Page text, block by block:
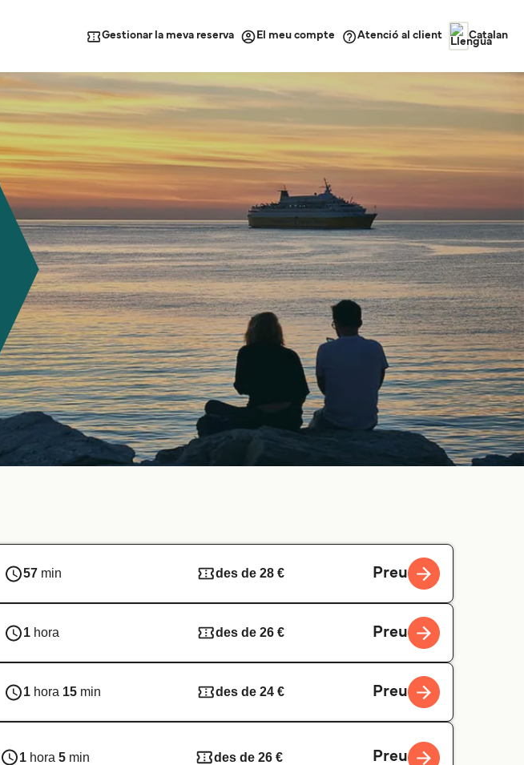
Gestionar la meva reserva El meu compte Atenció al client Catalan
57min des de 28 € Preu
1hora des de 26 € Preu
1hora 15min des de 24 € Preu
1hora 5min des de 26 € Preu